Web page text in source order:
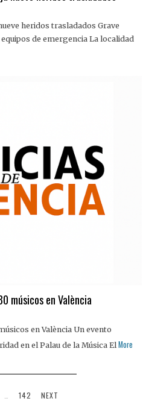
heridos trasladados Grave
de emergencia La localidad
músicos en València
en València Un evento
en el Palau de la Música El More
142 NEXT